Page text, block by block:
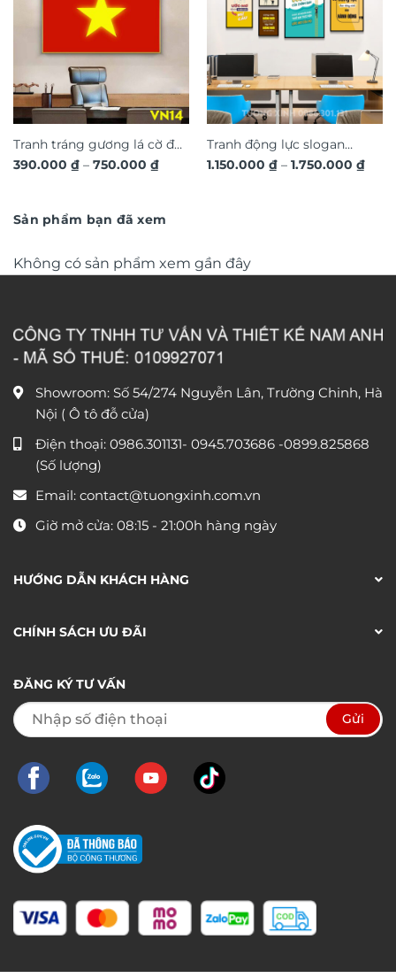
Tranh tráng gương lá cờ đỏ
sao vàng Việt Nam VN14
390.000 ₫ – 750.000 ₫Khoảng
750.000 ₫
Tranh động lực slogan
truyền cảm hứng trang trí
1.150.000 ₫ – 1.750.000 ₫
Sản phẩm bạn đã xem
Không có sản phẩm xem gần đây
Showroom: Số 54/274 Nguyễn Lân, Trường Chinh, Hà
Nội ( Ô tô đỗ cửa)
Điện thoại: 0986.301131- 0945.703686 -0899.825868
(Số lượng)
Email: contact@tuongxinh.com.vn
Giờ mở cửa: 08:15 - 21:00h hàng ngày
HƯỚNG DẪN KHÁCH HÀNG
CHÍNH SÁCH ƯU ĐÃI
ĐĂNG KÝ TƯ VẤN